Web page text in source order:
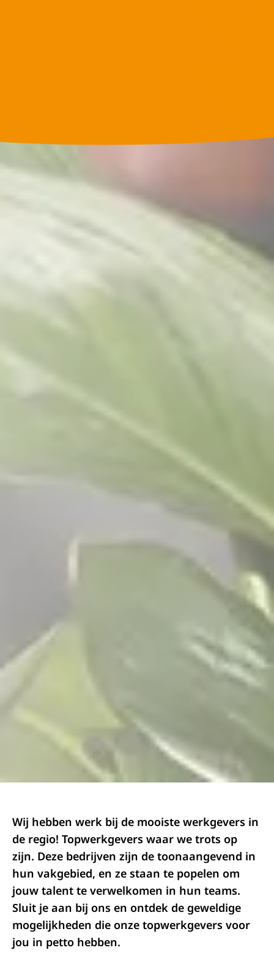
Wij hebben werk bij de mooiste werkgevers in
de regio! Topwerkgevers waar we trots op
zijn. Deze bedrijven zijn de toonaangevend in
hun vakgebied, en ze staan te popelen om
jouw talent te verwelkomen in hun teams.
Sluit je aan bij ons en ontdek de geweldige
mogelijkheden die onze topwerkgevers voor
jou in petto hebben.